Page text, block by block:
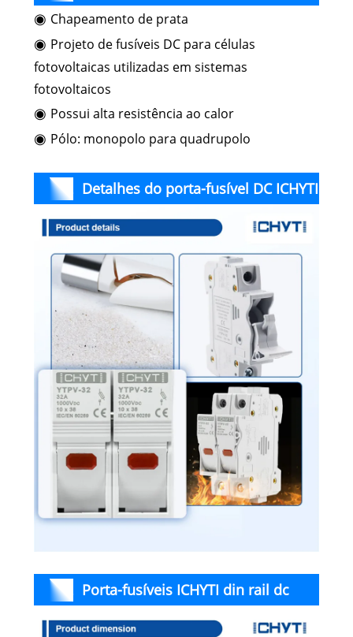
din rail
◉ Chapeamento de prata
◉ Projeto de fusíveis DC para células
fotovoltaicas utilizadas em sistemas
fotovoltaicos
◉ Possui alta resistência ao calor
◉ Pólo: monopolo para quadrupolo
Detalhes do porta-fusível DC ICHYTI
din rail
Porta-fusíveis ICHYTI din rail dc
Dimensões e fiação